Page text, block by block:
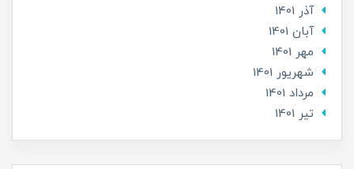
آذر 1401
آبان 1401
مهر 1401
شهریور 1401
مرداد 1401
تير 1401